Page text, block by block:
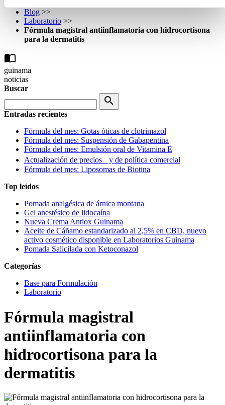
Inicio >>
Blog >>
Laboratorio >>
Fórmula magistral antiinflamatoria con hidrocortisona
para la dermatitis
import_contacts
guinama
noticias
Buscar
search
Entradas recientes
Fórmula del mes: Gotas óticas de clotrimazol
Fórmula del mes: Suspensión de Gabapentina
Fórmula del mes: Emulsión oral de Vitamina E
Actualización de precios y de política comercial
Fórmula del mes: Liposomas de Biotina
Top leídos
Pomada analgésica de árnica montana
Gel anestésico de lidocaína
Nueva Crema Antiox Guinama
Aceite de Cáñamo estandarizado al 2,5% en CBD, nuevo
activo cosmético disponible en Laboratorios Guinama
Pomada Salicilada con Ketoconazol
Categorías
Base para Formulación
Laboratorio
Fórmula magistral
antiinflamatoria con
hidrocortisona para la
dermatitis